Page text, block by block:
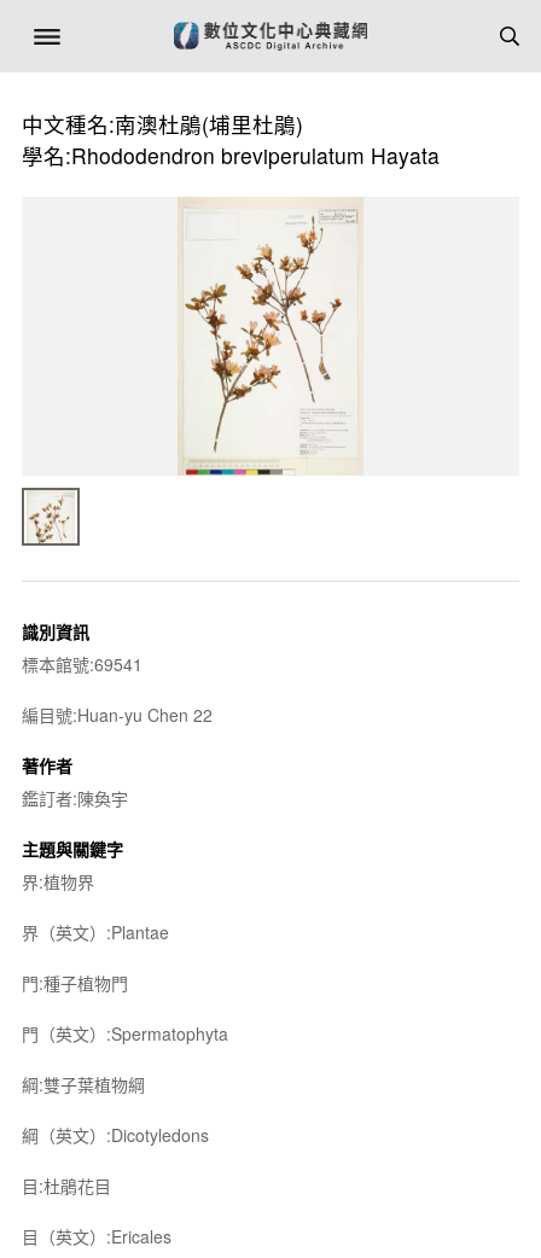
中文種名:南澳杜鵑(埔里杜鵑)
學名:Rhododendron breviperulatum Hayata
識別資訊
標本館號:69541
編目號:Huan-yu Chen 22
著作者
鑑訂者:陳奐宇
主題與關鍵字
界:植物界
界（英文）:Plantae
門:種子植物門
門（英文）:Spermatophyta
綱:雙子葉植物綱
綱（英文）:Dicotyledons
目:杜鵑花目
目（英文）:Ericales